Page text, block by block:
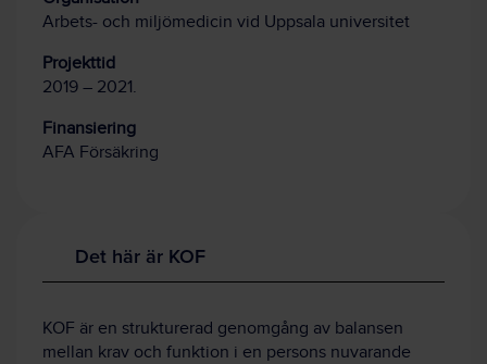
Arbets- och miljömedicin vid Uppsala universitet
Projekttid
2019 – 2021.
Finansiering
AFA Försäkring
Det här är KOF
KOF är en strukturerad genomgång av balansen
mellan krav och funktion i en persons nuvarande